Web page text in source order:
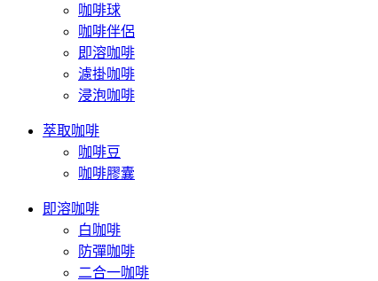
咖啡球
咖啡伴侶
即溶咖啡
濾掛咖啡
浸泡咖啡
萃取咖啡
咖啡豆
咖啡膠囊
即溶咖啡
白咖啡
防彈咖啡
二合一咖啡